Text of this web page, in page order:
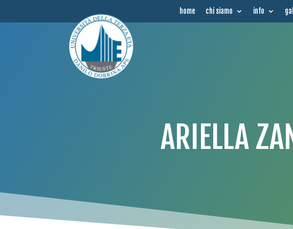
home chi siamo info
ARIELLA